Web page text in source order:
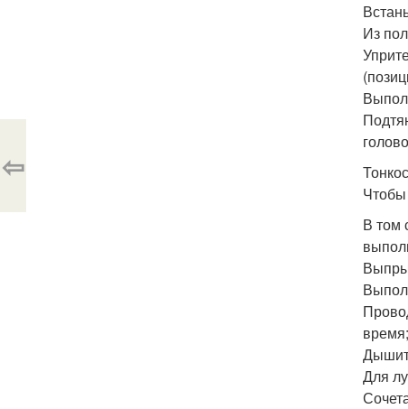
Из
В том
Для
⇦